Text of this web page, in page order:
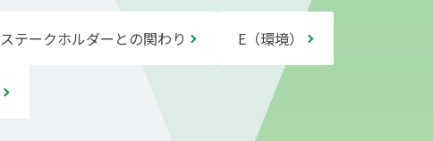
ステークホルダーとの関わり E（環境）